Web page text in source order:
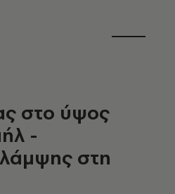
στο ύψος
-
στη